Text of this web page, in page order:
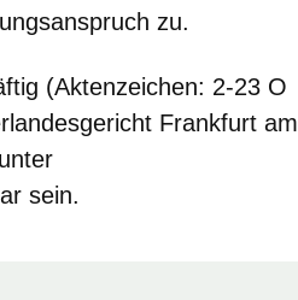
zu.
(Aktenzeichen: 2-23 O
Frankfurt am
sein.